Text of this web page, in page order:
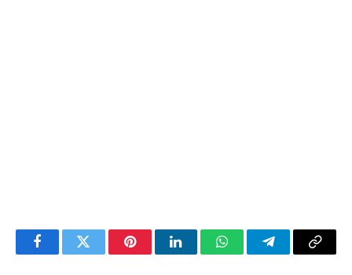
FacebookTwitter PinterestLinkedInWhatsAppTelegramCopy